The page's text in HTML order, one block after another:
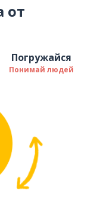
от
Погружайся
Понимай людей